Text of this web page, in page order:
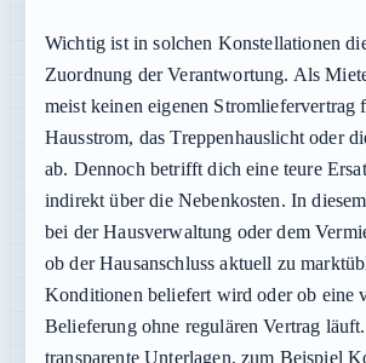
Wichtig ist in solchen Konstellationen
Zuordnung der Verantwortung. Als
meist keinen eigenen Stromliefervertrag
Hausstrom, das Treppenhauslicht oder
ab. Dennoch betrifft dich eine teure
indirekt über die Nebenkosten. In
bei der Hausverwaltung oder dem
ob der Hausanschluss aktuell zu
Konditionen beliefert wird oder ob eine
Belieferung ohne regulären Vertrag
transparente Unterlagen, zum Beispiel